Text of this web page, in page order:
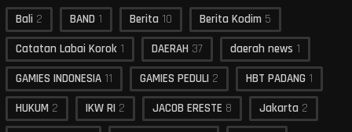
Bali 2 BAND 1 Berita 10 Berita Kodim 5
Catatan Labai Korok 1 DAERAH 37 daerah news 1
GAMIES INDONESIA 11 GAMIES PEDULI 2 HBT PADANG 1
HUKUM 2 IKW RI 2 JACOB ERESTE 8 Jakarta 2